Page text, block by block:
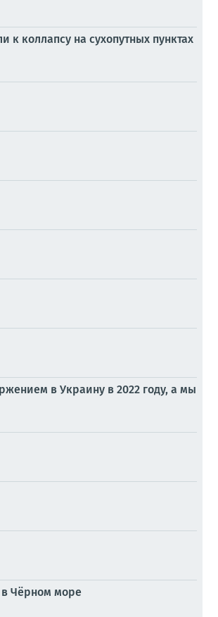
коллапсу на сухопутных пунктах
в Украину в 2022 году, а мы
в Чёрном море